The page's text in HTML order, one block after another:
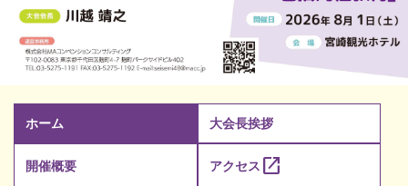
ホーム 大会長挨拶
開催概要 アクセス open_in_new